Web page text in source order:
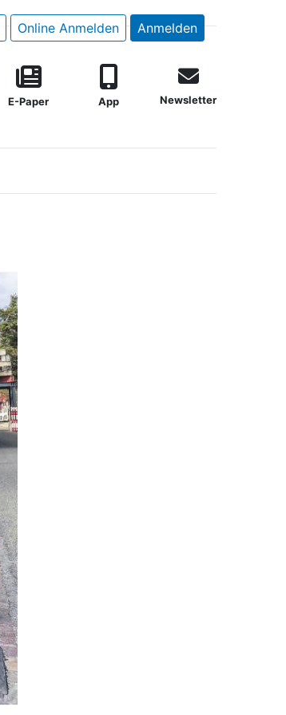
Online Anmelden Anmelden
E-Paper App Newsletter